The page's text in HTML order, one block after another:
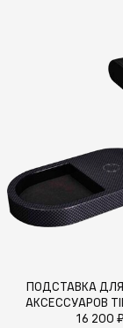
ПОДСТАВКА
АКСЕССУАРОВ
16 200 ₽